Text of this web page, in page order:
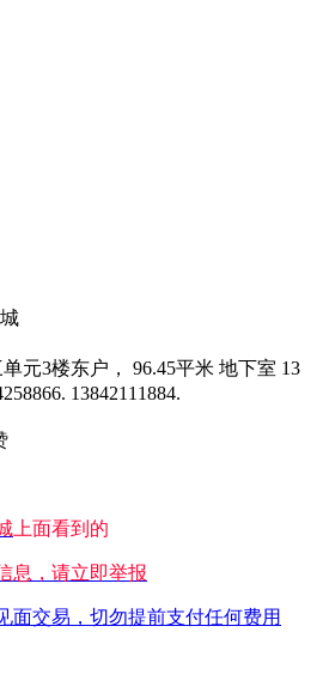
元3楼东户， 96.45平米 地下室 13
13842111884.
上面看到的
息，请立即举报
面交易，切勿提前支付任何费用